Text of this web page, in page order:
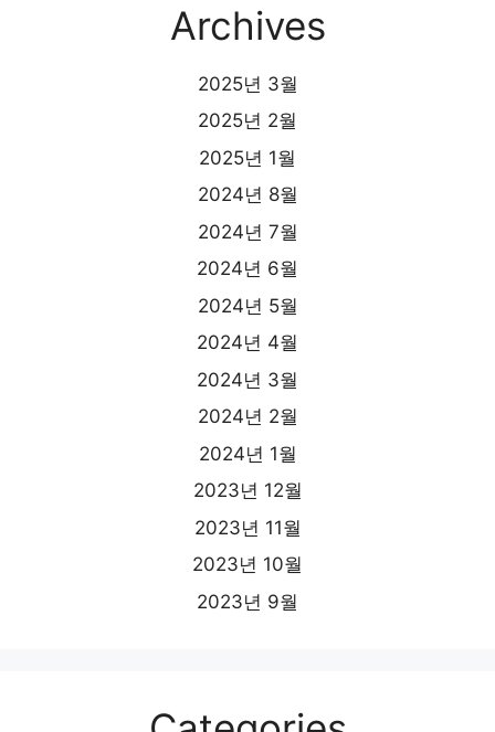
Archives
2025년 3월
2025년 2월
2025년 1월
2024년 8월
2024년 7월
2024년 6월
2024년 5월
2024년 4월
2024년 3월
2024년 2월
2024년 1월
2023년 12월
2023년 11월
2023년 10월
2023년 9월